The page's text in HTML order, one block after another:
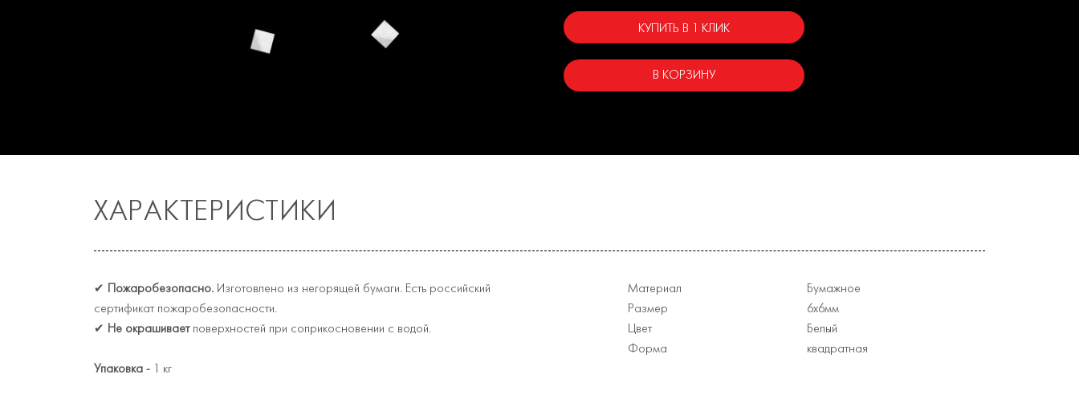
КУПИТЬ В 1 КЛИК
В КОРЗИНУ
ХАРАКТЕРИСТИКИ
✔ Пожаробезопасно. Изготовлено из негорящей бумаги. Есть российский
сертификат пожаробезопасности.
✔ Не окрашиваетповерхностей при соприкосновении с водой.
Упаковка - 1 кг
Материал
Бумажное
Размер
6х6мм
Цвет
Белый
Форма
квадратная